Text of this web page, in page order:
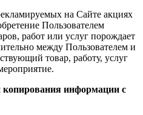
на Сайте акциях
Пользователем
работ или услуг порождает
между Пользователем и
товар, работу, услуг
копирования информации с